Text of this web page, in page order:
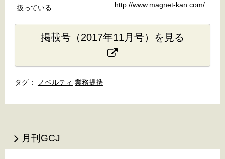
扱っている
http://www.magnet-kan.com/
掲載号（2017年11月号）を見る
ノベルティ 業務提携
月刊GCJ